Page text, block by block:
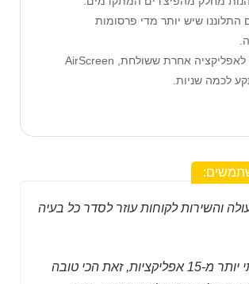
שיש יותר מדי פרסומות
כשעוברים לאפליקציה אחרת ששולחת, AirScreen
לכמה שניות.
והשירות לקוחות עוזר לסדר כל בעיה
אחרי שניסיתי יותר מ-15 אפליקציות, זאת הכי טובה